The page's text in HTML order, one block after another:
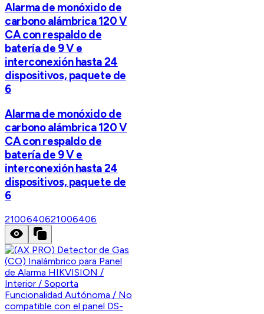
Alarma de monóxido de
carbono alámbrica 120 V
CA con respaldo de
batería de 9 V e
interconexión hasta 24
dispositivos, paquete de
6
Alarma de monóxido de
carbono alámbrica 120 V
CA con respaldo de
batería de 9 V e
interconexión hasta 24
dispositivos, paquete de
6
2100640621006406